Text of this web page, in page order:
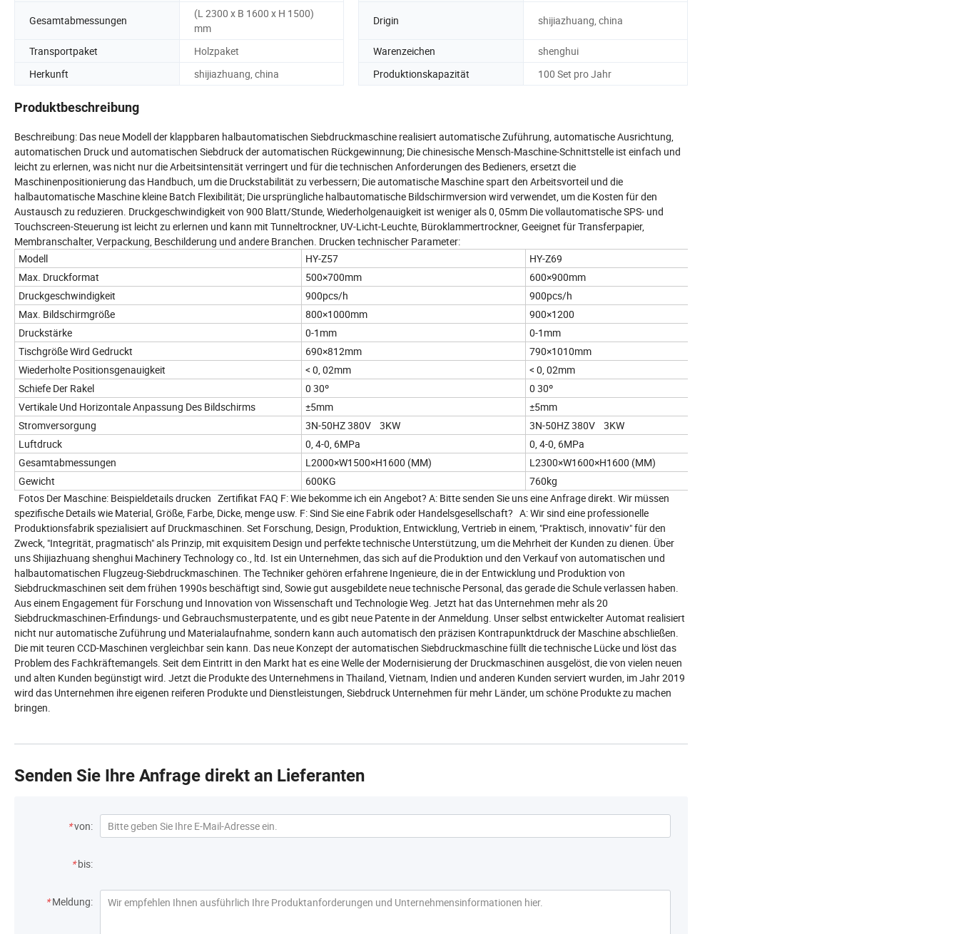
Gesamtabmessungen
(L 2300 x B 1600 x H 1500)
mm
Drigin shijiazhuang, china
Transportpaket Holzpaket Warenzeichen
shenghui
Herkunft
shijiazhuang, china Produktionskapazität 100 Set pro Jahr
Produktbeschreibung
Beschreibung: Das neue Modell der klappbaren halbautomatischen Siebdruckmaschine realisiert automatische Zuführung, automatische Ausrichtung,
automatischen Druck und automatischen Siebdruck der automatischen Rückgewinnung; Die chinesische Mensch-Maschine-Schnittstelle ist einfach und
leicht zu erlernen, was nicht nur die Arbeitsintensität verringert und für die technischen Anforderungen des Bedieners, ersetzt die
Maschinenpositionierung das Handbuch, um die Druckstabilität zu verbessern; Die automatische Maschine spart den Arbeitsvorteil und die
halbautomatische Maschine kleine Batch Flexibilität; Die ursprüngliche halbautomatische Bildschirmversion wird verwendet, um die Kosten für den
Austausch zu reduzieren. Druckgeschwindigkeit von 900 Blatt/Stunde, Wiederholgenauigkeit ist weniger als 0, 05mm Die vollautomatische SPS- und
Touchscreen-Steuerung ist leicht zu erlernen und kann mit Tunneltrockner, UV-Licht-Leuchte, Büroklammertrockner, Geeignet für Transferpapier,
Membranschalter, Verpackung, Beschilderung und andere Branchen. Drucken technischer Parameter:
Modell
HY-Z57
HY-Z69
Max. Druckformat
500×700mm
600×900mm
Druckgeschwindigkeit
900pcs/h
900pcs/h
Max. Bildschirmgröße
800×1000mm
900×1200
Druckstärke
0-1mm
0-1mm
Tischgröße Wird Gedruckt
690×812mm
790×1010mm
Wiederholte Positionsgenauigkeit
< 0, 02mm
< 0, 02mm
Schiefe Der Rakel
0 30º
0 30º
Vertikale Und Horizontale Anpassung Des Bildschirms
±5mm
±5mm
Stromversorgung
3N-50HZ 380V 3KW
3N-50HZ 380V 3KW
Luftdruck
0, 4-0, 6MPa
0, 4-0, 6MPa
Gesamtabmessungen
L2000×W1500×H1600 (MM)
L2300×W1600×H1600 (MM)
Gewicht
600KG
760kg
Fotos Der Maschine: Beispieldetails drucken Zertifikat FAQ F: Wie bekomme ich ein Angebot? A: Bitte senden Sie uns eine Anfrage direkt. Wir müssen
spezifische Details wie Material, Größe, Farbe, Dicke, menge usw. F: Sind Sie eine Fabrik oder Handelsgesellschaft? A: Wir sind eine professionelle
Produktionsfabrik spezialisiert auf Druckmaschinen. Set Forschung, Design, Produktion, Entwicklung, Vertrieb in einem, "Praktisch, innovativ" für den
Zweck, "Integrität, pragmatisch" als Prinzip, mit exquisitem Design und perfekte technische Unterstützung, um die Mehrheit der Kunden zu dienen. Über
uns Shijiazhuang shenghui Machinery Technology co., ltd. Ist ein Unternehmen, das sich auf die Produktion und den Verkauf von automatischen und
halbautomatischen Flugzeug-Siebdruckmaschinen. The Techniker gehören erfahrene Ingenieure, die in der Entwicklung und Produktion von
Siebdruckmaschinen seit dem frühen 1990s beschäftigt sind, Sowie gut ausgebildete neue technische Personal, das gerade die Schule verlassen haben.
Aus einem Engagement für Forschung und Innovation von Wissenschaft und Technologie Weg. Jetzt hat das Unternehmen mehr als 20
Siebdruckmaschinen-Erfindungs- und Gebrauchsmusterpatente, und es gibt neue Patente in der Anmeldung. Unser selbst entwickelter Automat realisiert
nicht nur automatische Zuführung und Materialaufnahme, sondern kann auch automatisch den präzisen Kontrapunktdruck der Maschine abschließen.
Die mit teuren CCD-Maschinen vergleichbar sein kann. Das neue Konzept der automatischen Siebdruckmaschine füllt die technische Lücke und löst das
Problem des Fachkräftemangels. Seit dem Eintritt in den Markt hat es eine Welle der Modernisierung der Druckmaschinen ausgelöst, die von vielen neuen
und alten Kunden begünstigt wird. Jetzt die Produkte des Unternehmens in Thailand, Vietnam, Indien und anderen Kunden serviert wurden, im Jahr 2019
wird das Unternehmen ihre eigenen reiferen Produkte und Dienstleistungen, Siebdruck Unternehmen für mehr Länder, um schöne Produkte zu machen
bringen.
Senden Sie Ihre Anfrage direkt an Lieferanten
*von:
* bis:
* Meldung: